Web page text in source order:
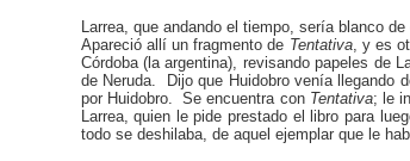
Larrea, que andando el tiempo, sería blanco
Apareció allí un fragmento de Tentativa, y es
Córdoba (la argentina), revisando papeles de
de Neruda. Dijo que Huidobro venía llegando
por Huidobro. Se encuentra con Tentativa; le
Larrea, quien le pide prestado el libro para
todo se deshilaba, de aquel ejemplar que le